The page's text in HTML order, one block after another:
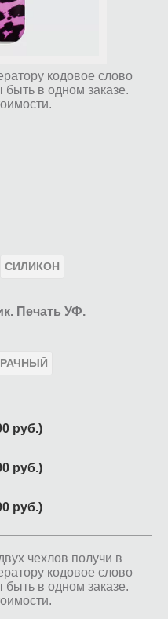
кодовое слово
в одном заказе.
СИЛИКОН
Печать УФ.
руб.)
руб.)
руб.)
чехлов получи в
кодовое слово
в одном заказе.